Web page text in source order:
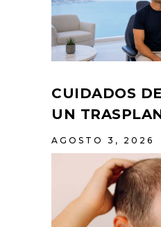
CUIDADOS
UN
AGOSTO 3, 2026